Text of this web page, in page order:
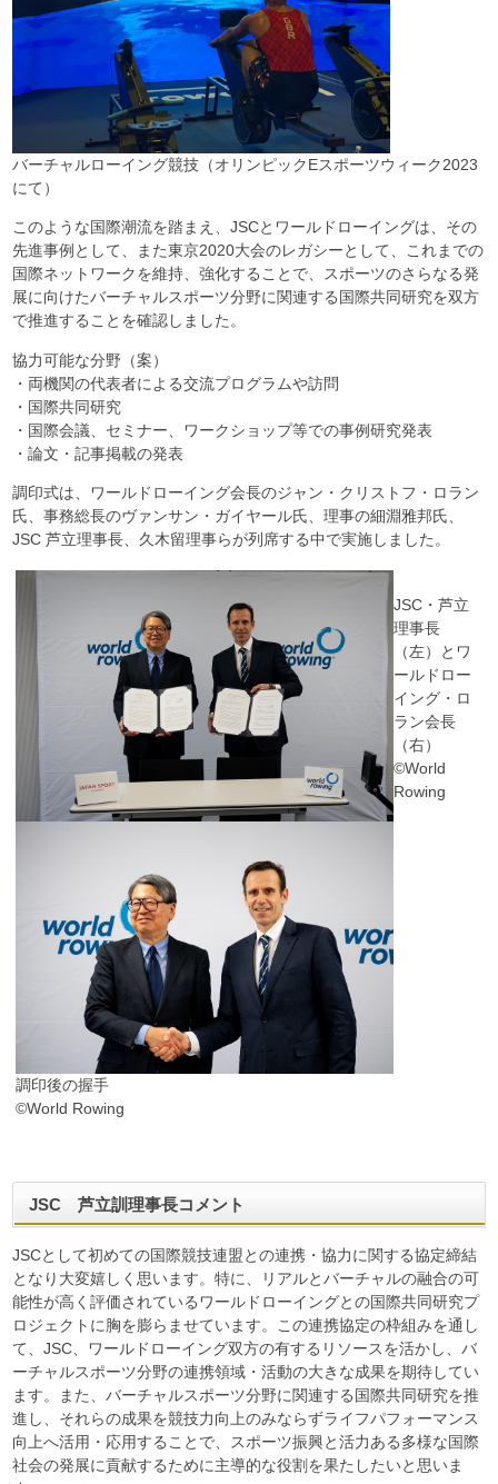
バーチャルローイング競技（オリンピックEスポーツウィーク2023
にて）
このような国際潮流を踏まえ、JSCとワールドローイングは、その
先進事例として、また東京2020大会のレガシーとして、これまでの
国際ネットワークを維持、強化することで、スポーツのさらなる発
展に向けたバーチャルスポーツ分野に関連する国際共同研究を双方
で推進することを確認しました。
協力可能な分野（案）
・両機関の代表者による交流プログラムや訪問
・国際共同研究
・国際会議、セミナー、ワークショップ等での事例研究発表
・論文・記事掲載の発表
調印式は、ワールドローイング会長のジャン・クリストフ・ロラン
氏、事務総長のヴァンサン・ガイヤール氏、理事の細淵雅邦氏、
JSC 芦立理事長、久木留理事らが列席する中で実施しました。
JSC・芦立
理事長
（左）とワ
ールドロー
イング・ロ
ラン会長
（右）
©World
Rowing
調印後の握手
©World Rowing
JSC 芦立訓理事長コメント
JSCとして初めての国際競技連盟との連携・協力に関する協定締結
となり大変嬉しく思います。特に、リアルとバーチャルの融合の可
能性が高く評価されているワールドローイングとの国際共同研究プ
ロジェクトに胸を膨らませています。この連携協定の枠組みを通し
て、JSC、ワールドローイング双方の有するリソースを活かし、バ
ーチャルスポーツ分野の連携領域・活動の大きな成果を期待してい
ます。また、バーチャルスポーツ分野に関連する国際共同研究を推
進し、それらの成果を競技力向上のみならずライフパフォーマンス
向上へ活用・応用することで、スポーツ振興と活力ある多様な国際
社会の発展に貢献するために主導的な役割を果たしたいと思いま